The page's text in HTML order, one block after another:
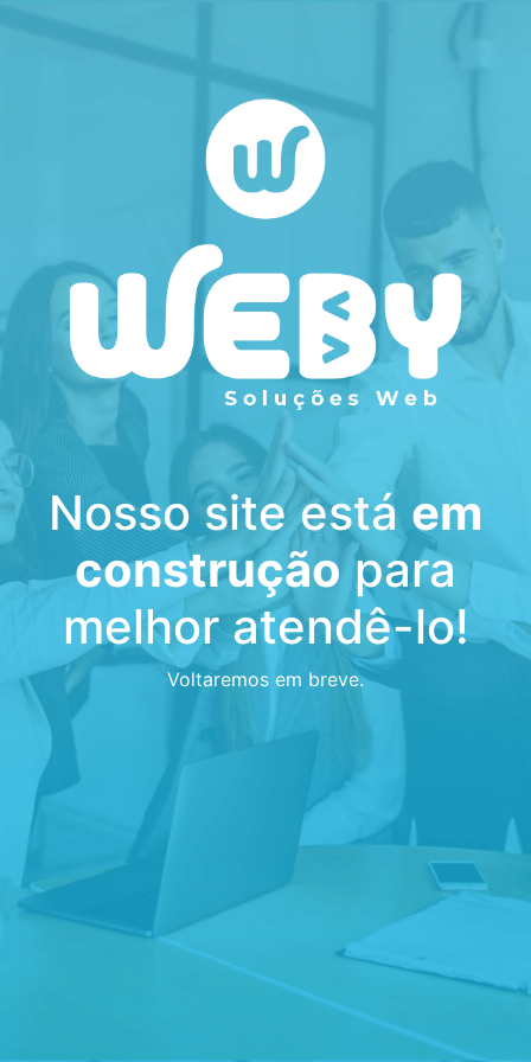
Nosso site está em
construçãopara
melhor atendê-lo!
Voltaremos em breve.